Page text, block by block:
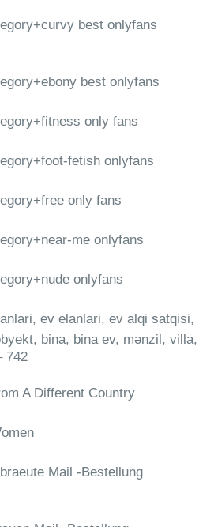
best onlyfans
best onlyfans
only fans
fetish onlyfans
only fans
me onlyfans
onlyfans
ev elanlari, ev alqi satqisi,
bina, bina ev, mənzil, villa,
742
A Different Country
Mail -Bestellung